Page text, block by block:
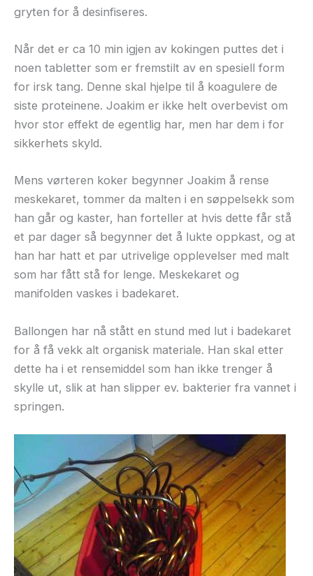
gryten for å desinfiseres.
Når det er ca 10 min igjen av kokingen puttes det i
noen tabletter som er fremstilt av en spesiell form
for irsk tang. Denne skal hjelpe til å koagulere de
siste proteinene. Joakim er ikke helt overbevist om
hvor stor effekt de egentlig har, men har dem i for
sikkerhets skyld.
Mens vørteren koker begynner Joakim å rense
meskekaret, tommer da malten i en søppelsekk som
han går og kaster, han forteller at hvis dette får stå
et par dager så begynner det å lukte oppkast, og at
han har hatt et par utrivelige opplevelser med malt
som har fått stå for lenge. Meskekaret og
manifolden vaskes i badekaret.
Ballongen har nå stått en stund med lut i badekaret
for å få vekk alt organisk materiale. Han skal etter
dette ha i et rensemiddel som han ikke trenger å
skylle ut, slik at han slipper ev. bakterier fra vannet i
springen.